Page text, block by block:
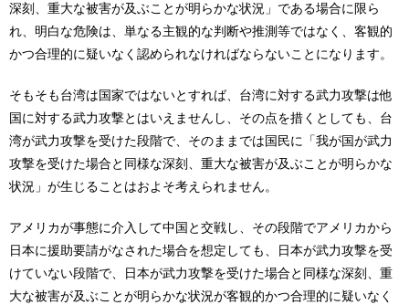
深刻、重大な被害が及ぶことが明らかな状況」である場合に限ら
れ、明白な危険は、単なる主観的な判断や推測等ではなく、客観的
かつ合理的に疑いなく認められなければならないことになります。
そもそも台湾は国家ではないとすれば、台湾に対する武力攻撃は他
国に対する武力攻撃とはいえませんし、その点を措くとしても、台
湾が武力攻撃を受けた段階で、そのままでは国民に「我が国が武力
攻撃を受けた場合と同様な深刻、重大な被害が及ぶことが明らかな
状況」が生じることはおよそ考えられません。
アメリカが事態に介入して中国と交戦し、その段階でアメリカから
日本に援助要請がなされた場合を想定しても、日本が武力攻撃を受
けていない段階で、日本が武力攻撃を受けた場合と同様な深刻、重
大な被害が及ぶことが明らかな状況が客観的かつ合理的に疑いなく